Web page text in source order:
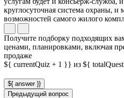
круглосуточная система охраны, и
возможностей самого жилого
Получите подборку подходящих
ценами, планировками, включая
продаже
${ currentQuiz + 1 }} из ${
${ answer }}
Предыдущий вопрос